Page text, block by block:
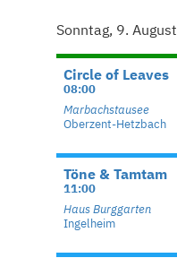
Sonntag, 9. August
Circle of Leaves
08:00
Marbachstausee
Oberzent-Hetzbach
Töne & Tamtam
11:00
Haus Burggarten
Ingelheim